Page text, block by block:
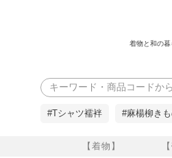
着物と和の暮
【着物】
検索
#Tシャツ襦袢 #麻楊柳き